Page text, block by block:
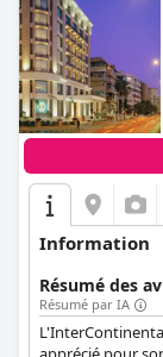
Information
Résumé des
Résumé par IA